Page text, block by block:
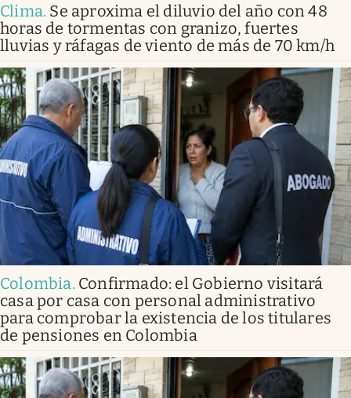
Clima. Se aproxima el diluvio del año con 48
horas de tormentas con granizo, fuertes
lluvias y ráfagas de viento de más de 70 km/h
Colombia. Confirmado: el Gobierno visitará
casa por casa con personal administrativo
para comprobar la existencia de los titulares
de pensiones en Colombia